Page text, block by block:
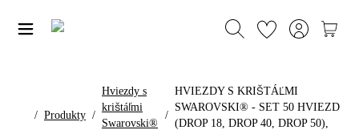
/ Produkty /
Hviezdy s
krištáľmi
Swarovski®
/
HVIEZDY S KRIŠTÁĽMI
SWAROVSKI® - SET 50 HVIEZD
(DROP 18, DROP 40, DROP 50),